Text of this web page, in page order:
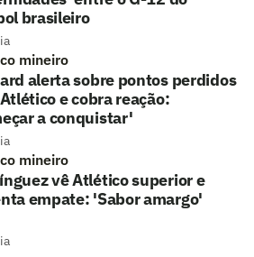
brasileiro
mineiro
alerta sobre pontos perdidos
e cobra reação:
a conquistar'
mineiro
vê Atlético superior e
empate: 'Sabor amargo'